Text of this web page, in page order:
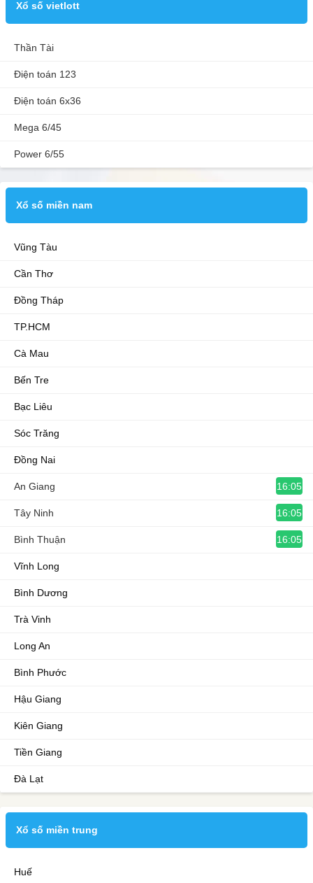
Xổ số vietlott
Thần Tài
Điện toán 123
Điện toán 6x36
Mega 6/45
Power 6/55
Xổ số miền nam
Vũng Tàu
Cần Thơ
Đồng Tháp
TP.HCM
Cà Mau
Bến Tre
Bạc Liêu
Sóc Trăng
Đồng Nai
An Giang 16:05
Tây Ninh 16:05
Bình Thuận 16:05
Vĩnh Long
Bình Dương
Trà Vinh
Long An
Bình Phước
Hậu Giang
Kiên Giang
Tiền Giang
Đà Lạt
Xổ số miền trung
Huế